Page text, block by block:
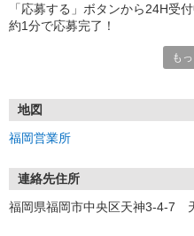
「応募する」ボタンから24H受
約1分で応募完了！
①応募から3営業日を目安に、メ
★スマホでWEB面接（LINEなど
す
③面接実施（履歴書不要）
も
地図
福岡営業所
連絡先住所
福岡県福岡市中央区天神3-4-7